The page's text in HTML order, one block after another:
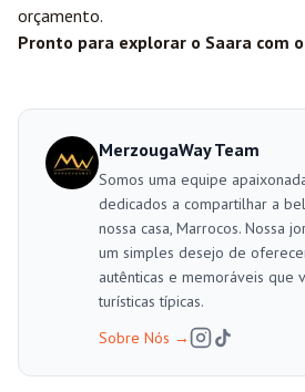
orçamento.
Pronto para explorar o Saara com
MerzougaWay Team
Somos uma equipe
dedicados a compartilhar a
nossa casa, Marrocos. Nossa
um simples desejo de
autênticas e memoráveis que
turísticas típicas.
Sobre Nós →